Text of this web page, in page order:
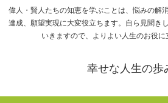
偉人・賢人たちの知恵を学ぶことは、悩みの解
達成、願望実現に大変役立ちます。自ら見聞き
いきますので、よりよい人生のお役に
幸せな人生の歩